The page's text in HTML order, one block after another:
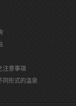
注意事項
同形式的溫泉